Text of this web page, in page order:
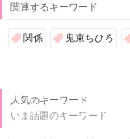
関連するキーワード
関係 鬼束ちひろ
人気のキーワード
いま話題のキーワード